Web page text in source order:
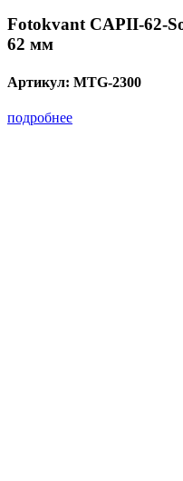
Fotokvant CAPII-62-
62 мм
Артикул: MTG-2300
подробнее